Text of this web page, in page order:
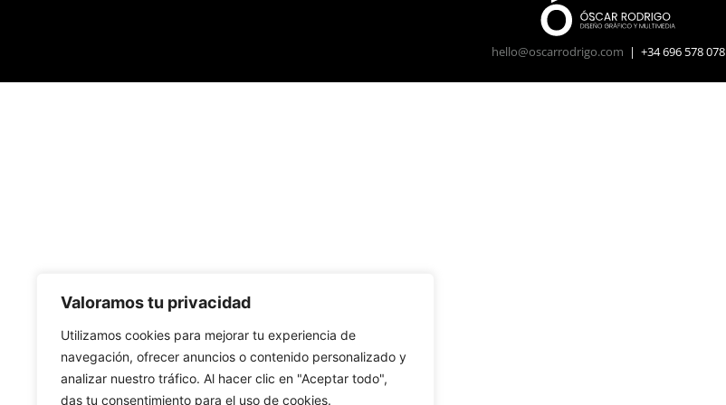
Valoramos tu privacidad
Utilizamos cookies para mejorar tu experiencia de
navegación, ofrecer anuncios o contenido personalizado y
analizar nuestro tráfico. Al hacer clic en "Aceptar todo",
das tu consentimiento para el uso de cookies.
hello@oscarrodrigo.com | +34 696 578 078